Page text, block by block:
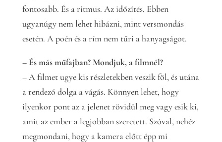
fontosabb. És a ritmus. Az időzítés. Ebben
ugyanúgy nem lehet hibázni, mint versmondás
esetén. A poén és a rím nem tűri a hanyagságot.
– És más műfajban? Mondjuk, a filmnél?
– A filmet ugye kis részletekben veszik föl, és utána
a rendező dolga a vágás. Könnyen lehet, hogy
ilyenkor pont az a jelenet rövidül meg vagy esik ki,
amit az ember a legjobban szeretett. Szóval, nehéz
megmondani, hogy a kamera előtt épp mi